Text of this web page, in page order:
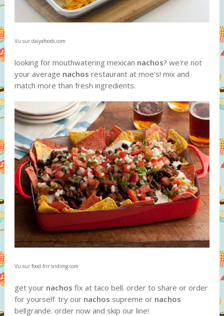
Vu sur daiyafoods.com
looking for mouthwatering mexican nachos? we're not
your average nachos restaurant at moe's! mix and
match more than fresh ingredients.
Vu sur food.fnr.sndimg.com
get your nachos fix at taco bell. order to share or order
for yourself. try our nachos supreme or nachos
bellgrande. order now and skip our line!